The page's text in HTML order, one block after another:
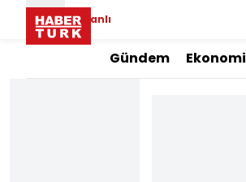
Canlı
Gündem Ekonomi